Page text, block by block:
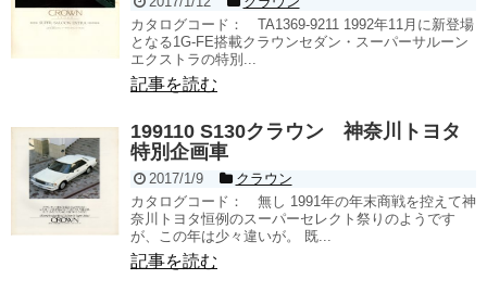
カタログコード： TA1369-9211 1992年11月に新登場
となる1G-FE搭載クラウンセダン・スーパーサルーン
エクストラの特別...
記事を読む
199110 S130クラウン 神奈川トヨタ
特別企画車
2017/1/9
クラウン
カタログコード： 無し 1991年の年末商戦を控えて神
奈川トヨタ恒例のスーパーセレクト祭りのようです
が、この年は少々違いが。 既...
記事を読む